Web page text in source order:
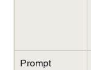
Prompt